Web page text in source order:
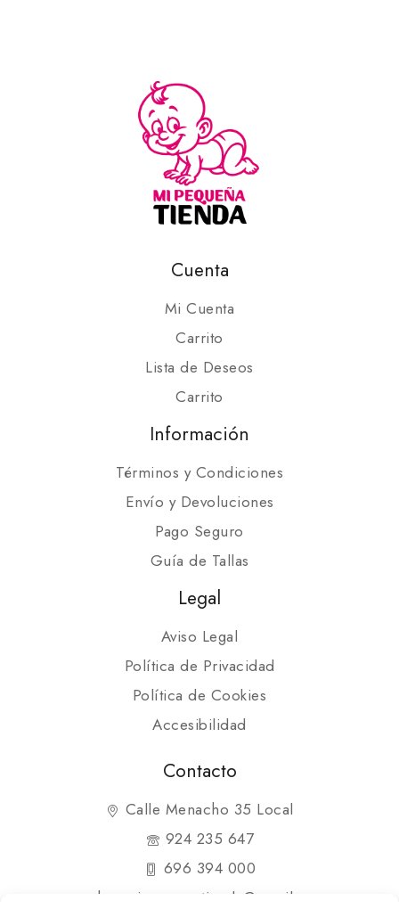
Cuenta
Mi Cuenta
Carrito
Lista de Deseos
Carrito
Información
Términos y Condiciones
Envío y Devoluciones
Pago Seguro
Guía de Tallas
Legal
Aviso Legal
Política de Privacidad
Política de Cookies
Accesibilidad
Contacto
Calle Menacho 35 Local
924 235 647
696 394 000
shopmipequenatienda@gmail.com